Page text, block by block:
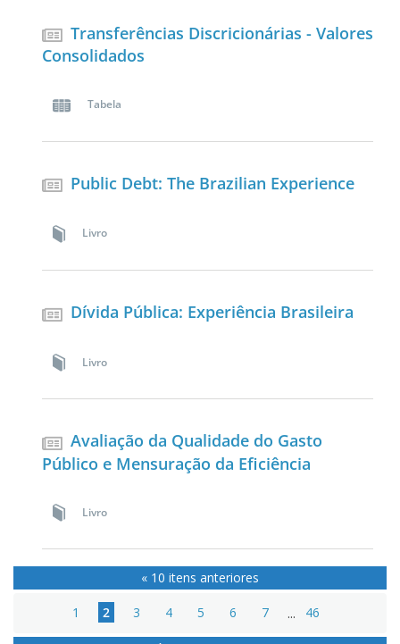
Transferências Discricionárias - Valores
Consolidados
Tabela
Public Debt: The Brazilian Experience
Livro
Dívida Pública: Experiência Brasileira
Livro
Avaliação da Qualidade do Gasto
Público e Mensuração da Eficiência
Livro
« 10 itens anteriores
1 2 3 4 5 6 7 ... 46